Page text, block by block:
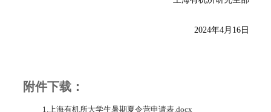
2024年4月16日
附件下载：
1.上海有机所大学生暑期夏令营申请表.docx